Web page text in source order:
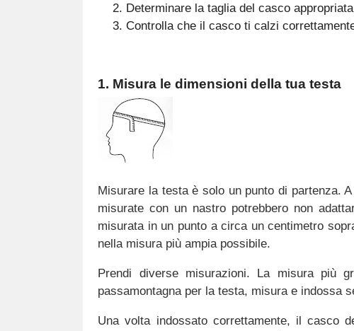
Determinare la taglia del casco
Controlla che il casco ti calzi
1. Misura le dimensioni della tua testa
Misurare la testa è solo un punto di partenza.
misurate con un nastro potrebbero non
misurata in un punto a circa un centimetro
nella misura più ampia possibile.
Prendi diverse misurazioni. La misura più
passamontagna per la testa, misura e indossa
Una volta indossato correttamente, il casco